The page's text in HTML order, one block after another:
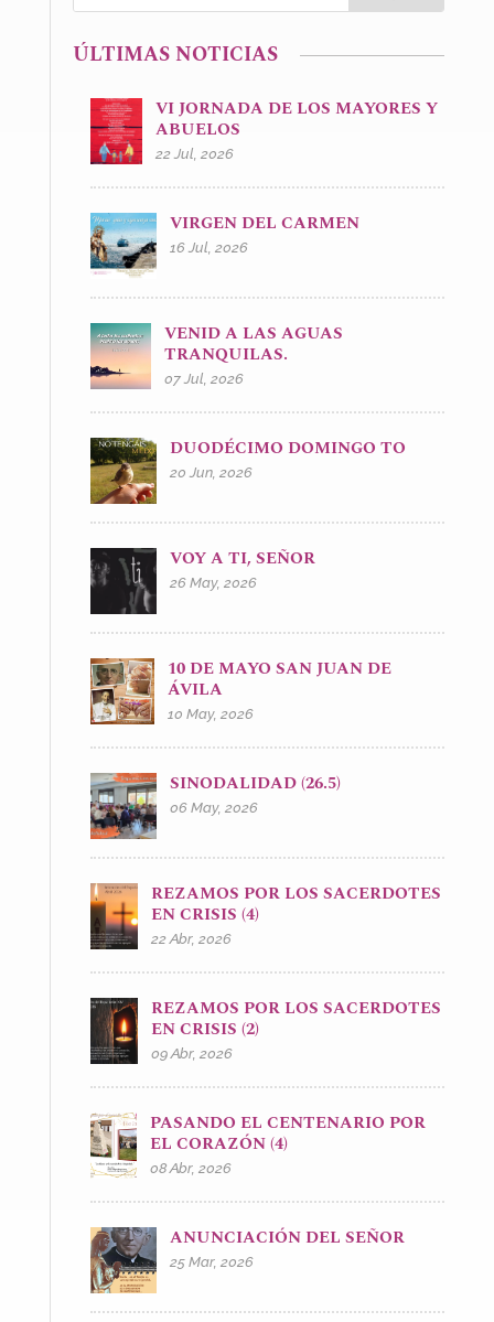
ÚLTIMAS NOTICIAS
VI JORNADA DE LOS MAYORES Y
ABUELOS
22 Jul, 2026
VIRGEN DEL CARMEN
16 Jul, 2026
VENID A LAS AGUAS
TRANQUILAS.
07 Jul, 2026
DUODÉCIMO DOMINGO TO
20 Jun, 2026
VOY A TI, SEÑOR
26 May, 2026
10 DE MAYO SAN JUAN DE
ÁVILA
10 May, 2026
SINODALIDAD (26.5)
06 May, 2026
REZAMOS POR LOS SACERDOTES
EN CRISIS (4)
22 Abr, 2026
REZAMOS POR LOS SACERDOTES
EN CRISIS (2)
09 Abr, 2026
PASANDO EL CENTENARIO POR
EL CORAZÓN (4)
08 Abr, 2026
ANUNCIACIÓN DEL SEÑOR
25 Mar, 2026